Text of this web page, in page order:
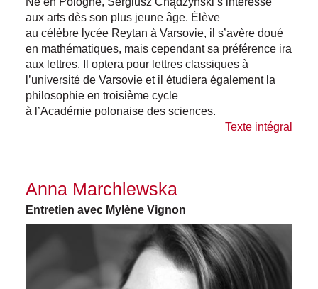
aux arts dès son plus jeune âge. Élève
au célèbre lycée Reytan à Varsovie, il s’avère doué
en mathématiques, mais cependant sa préférence ira
aux lettres. Il optera pour lettres classiques à
l’université de Varsovie et il étudiera également la
philosophie en troisième cycle
à l’Académie polonaise des sciences.
Texte intégral
Anna Marchlewska
Entretien avec Mylène Vignon